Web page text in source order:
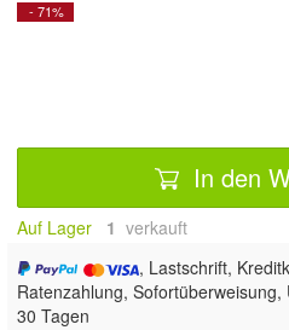
- 71%
In den
Auf Lager 1 verkauft
, Lastschrift,
Ratenzahlung,
30 Tagen